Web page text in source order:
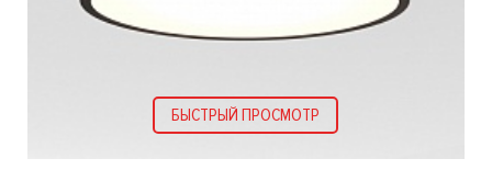
БЫСТРЫЙ ПРОСМОТР